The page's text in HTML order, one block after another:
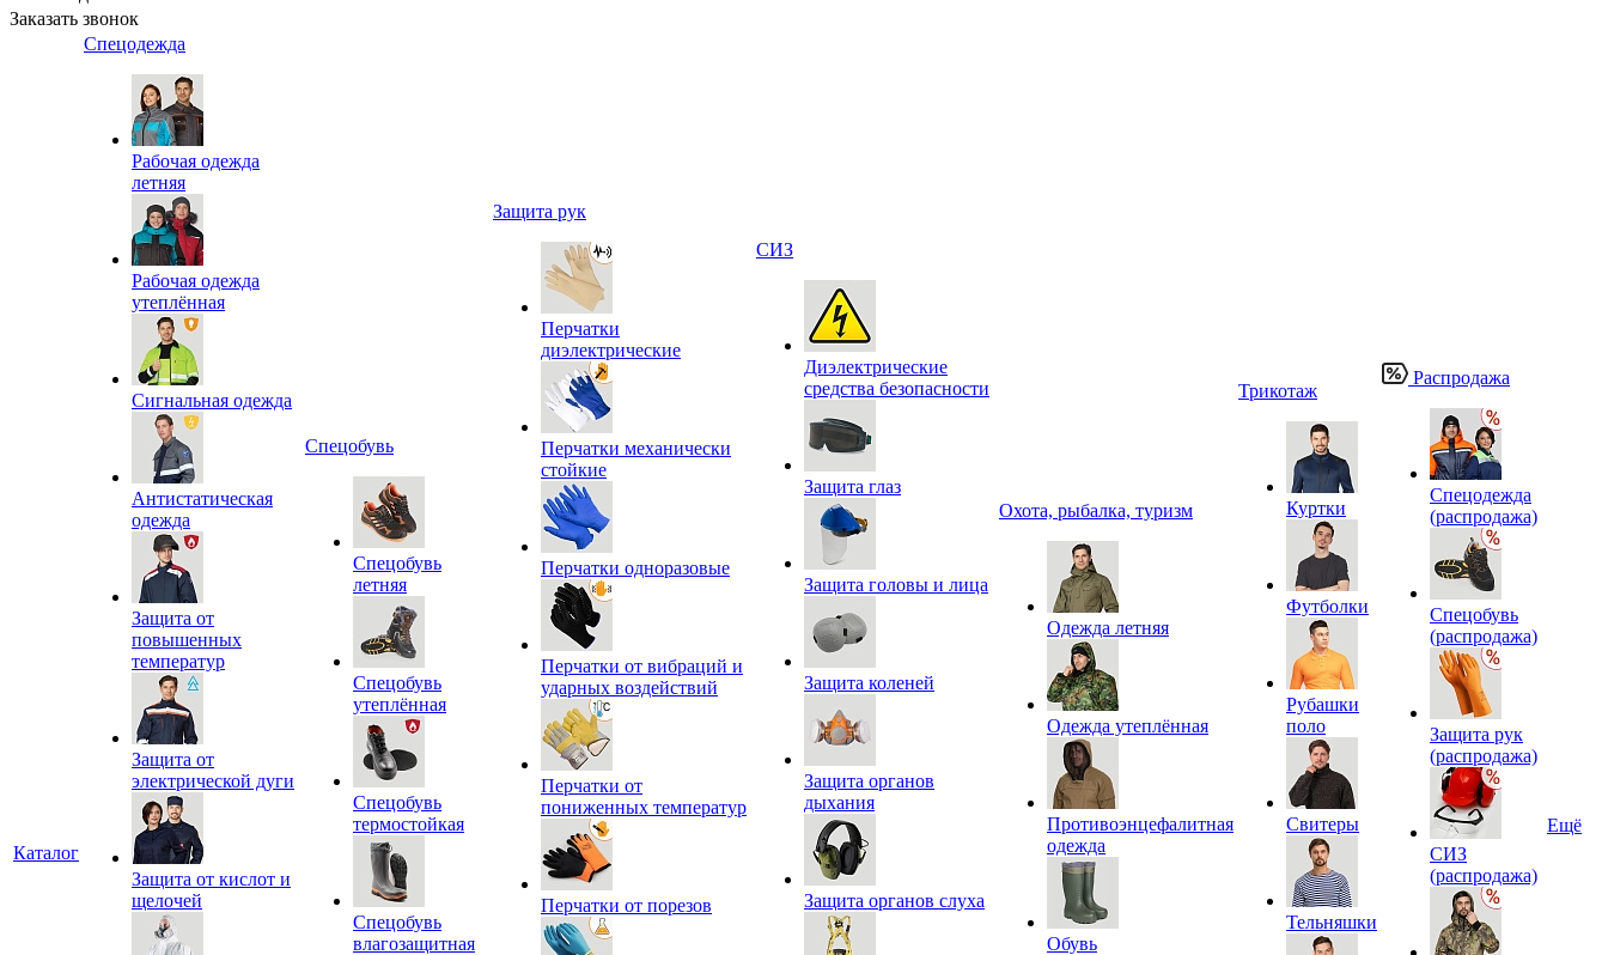
Заказать звонок
Каталог
Спецодежда
Рабочая одежда
летняя
Рабочая одежда
утеплённая
Сигнальная одежда
Антистатическая
одежда
Защита от
повышенных
температур
Защита от
электрической дуги
Защита от кислот и
щелочей
Спецобувь
Спецобувь
летняя
Спецобувь
утеплённая
Спецобувь
термостойкая
Спецобувь
влагозащитная
Защита рук
Перчатки
диэлектрические
Перчатки механически
стойкие
Перчатки одноразовые
Перчатки от вибраций и
ударных воздействий
Перчатки от
пониженных температур
Перчатки от порезов
СИЗ
Диэлектрические
средства безопасности
Защита глаз
Защита головы и лица
Защита коленей
Защита органов
дыхания
Защита органов слуха
Охота, рыбалка, туризм
Одежда летняя
Одежда утеплённая
Противоэнцефалитная
одежда
Обувь
Трикотаж
Куртки
Футболки
Рубашки
поло
Свитеры
Тельняшки
Распродажа
Спецодежда
(распродажа)
Спецобувь
(распродажа)
Защита рук
(распродажа)
СИЗ
(распродажа)
Ещё